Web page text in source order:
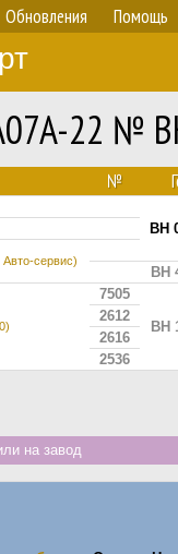
Обновления Помощь
22 №
№
BH
сервис)
BH
7505
BH
2612
2616
2536
на завод